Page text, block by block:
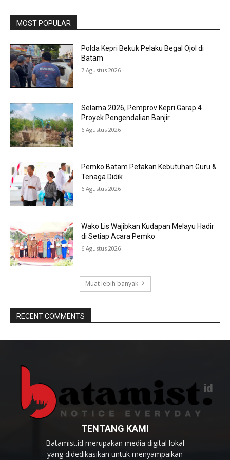
MOST POPULAR
Polda Kepri Bekuk Pelaku Begal Ojol di
Batam
7 Agustus 2026
Selama 2026, Pemprov Kepri Garap 4
Proyek Pengendalian Banjir
6 Agustus 2026
Pemko Batam Petakan Kebutuhan Guru &
Tenaga Didik
6 Agustus 2026
Wako Lis Wajibkan Kudapan Melayu Hadir
di Setiap Acara Pemko
6 Agustus 2026
Muat lebih banyak
RECENT COMMENTS
TENTANG KAMI
Batamist.id merupakan media digital lokal
yang didedikasikan untuk menyampaikan